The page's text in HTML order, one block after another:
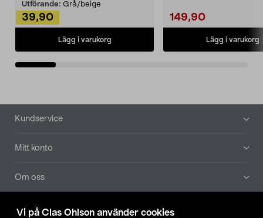
Vi på Clas Ohlson använder cookies
Utförande: Grå/beige
39,90
Lägg i varukorg
149,90
Lägg i varukorg
Sidfot
Kundservice
Mitt konto
Om oss
Aktuellt